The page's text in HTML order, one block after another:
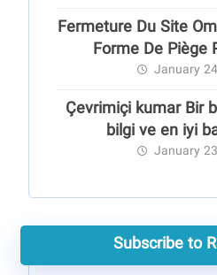
Fermeture Du Site
Forme De Piège
January
Çevrimiçi kumar Bir
bilgi ve en iyi
January
Subscribe to